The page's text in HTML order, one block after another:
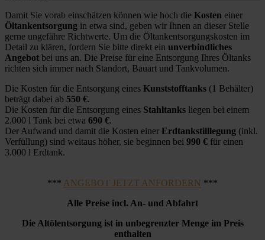
Damit Sie vorab einschätzen können wie hoch die Kosten einer
Öltankentsorgung in etwa sind, geben wir Ihnen an dieser Stelle
gerne ungefähre Richtwerte. Um die Öltankentsorgungskosten im
Detail zu klären, fordern Sie bitte direkt ein unverbindliches
Angebot bei uns an. Die Preise für eine Entsorgung Ihres Öltanks
richten sich immer nach Standort, Bauart und Tankvolumen.
Die Kosten für die Entsorgung eines Kunststofftanks (1 Behälter)
beträgt dabei ab 550 €.
Die Kosten für die Entsorgung eines Stahltanks liegen bei einem
2.000 l Tank bei etwa 690 €.
Der Aufwand und damit die Kosten einer Erdtankstilllegung (inkl.
Verfüllung) sind weitaus höher, sie beginnen bei 990 € für einen
3.000 l Erdtank.
*** ANGEBOT JETZT ANFORDERN ***
Alle Preise incl. An- und Abfahrt
Die Altölentsorgung ist in unbegrenzter Menge im Preis
enthalten